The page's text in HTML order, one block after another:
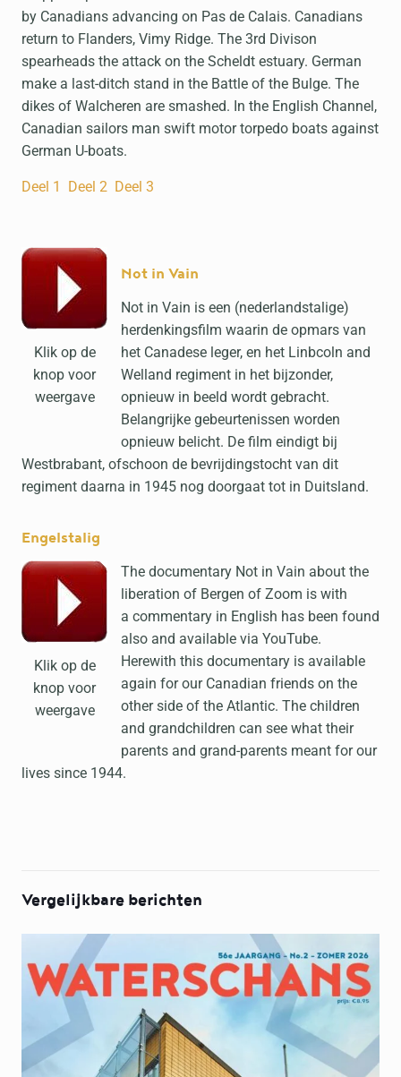
by Canadians advancing on Pas de Calais. Canadians
return to Flanders, Vimy Ridge. The 3rd Divison
spearheads the attack on the Scheldt estuary. German
make a last-ditch stand in the Battle of the Bulge. The
dikes of Walcheren are smashed. In the English Channel,
Canadian sailors man swift motor torpedo boats against
German U-boats.
Deel 1 Deel 2 Deel 3
Klik op de
knop voor
weergave
Not in Vain
Not in Vain is een (nederlandstalige)
herdenkingsfilm waarin de opmars van
het Canadese leger, en het Linbcoln and
Welland regiment in het bijzonder,
opnieuw in beeld wordt gebracht.
Belangrijke gebeurtenissen worden
opnieuw belicht. De film eindigt bij
Westbrabant, ofschoon de bevrijdingstocht van dit
regiment daarna in 1945 nog doorgaat tot in Duitsland.
Engelstalig
Klik op de
knop voor
weergave
The documentary Not in Vain about the
liberation of Bergen of Zoom is with
a commentary in English has been found
also and available via YouTube.
Herewith this documentary is available
again for our Canadian friends on the
other side of the Atlantic. The children
and grandchildren can see what their
parents and grand-parents meant for our
lives since 1944.
Vergelijkbare berichten